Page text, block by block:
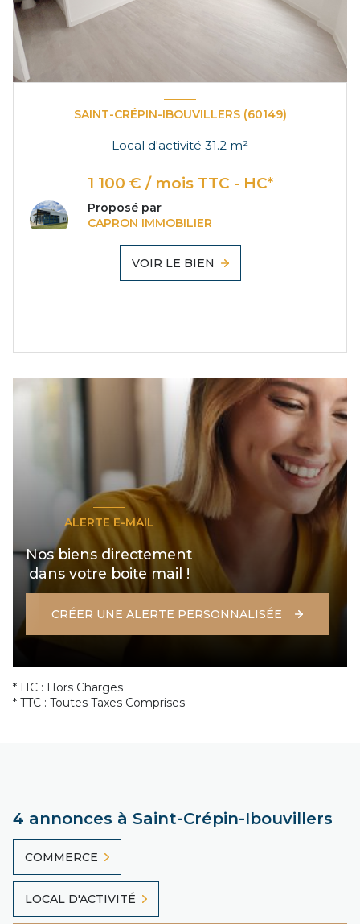
SAINT-CRÉPIN-IBOUVILLERS (60149)
Local d'activité 31.2 m²
1 100 € / mois TTC - HC*
Proposé par
CAPRON IMMOBILIER
VOIR LE BIEN
ALERTE E-MAIL
Nos biens directement
dans votre boite mail !
CRÉER UNE ALERTE PERSONNALISÉE
* HC : Hors Charges
* TTC : Toutes Taxes Comprises
4 annonces à Saint-Crépin-Ibouvillers
COMMERCE
LOCAL D'ACTIVITÉ